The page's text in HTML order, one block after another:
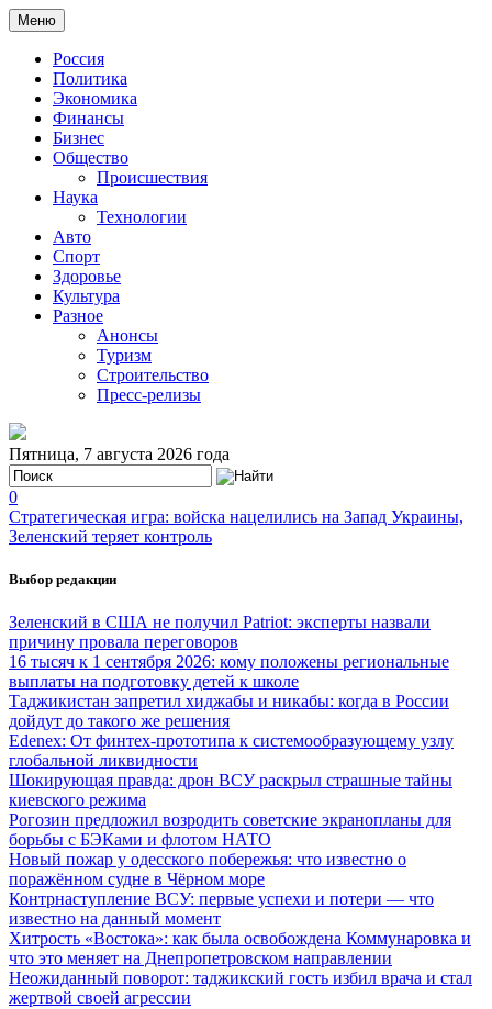
Меню
Россия
Политика
Экономика
Финансы
Бизнес
Общество
Происшествия
Наука
Технологии
Авто
Спорт
Здоровье
Культура
Разное
Анонсы
Туризм
Строительство
Пресс-релизы
Пятница, 7 августа 2026 года
0
Стратегическая игра: войска нацелились на Запад Украины,
Зеленский теряет контроль
Выбор редакции
Зеленский в США не получил Patriot: эксперты назвали
причину провала переговоров
16 тысяч к 1 сентября 2026: кому положены региональные
выплаты на подготовку детей к школе
Таджикистан запретил хиджабы и никабы: когда в России
дойдут до такого же решения
Edenex: От финтех-прототипа к системообразующему узлу
глобальной ликвидности
Шокирующая правда: дрон ВСУ раскрыл страшные тайны
киевского режима
Рогозин предложил возродить советские экранопланы для
борьбы с БЭКами и флотом НАТО
Новый пожар у одесского побережья: что известно о
поражённом судне в Чёрном море
Контрнаступление ВСУ: первые успехи и потери — что
известно на данный момент
Хитрость «Востока»: как была освобождена Коммунаровка и
что это меняет на Днепропетровском направлении
Неожиданный поворот: таджикский гость избил врача и стал
жертвой своей агрессии